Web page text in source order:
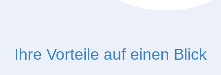
Ihre Vorteile auf einen Blick